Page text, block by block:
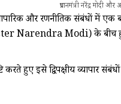
प्रधानमंत्री नरेंद्र मोदी
और रणनीतिक संबंधों में एक
Narendra Modi) के बीच हुई
करते हुए इसे द्विपक्षीय व्यापार